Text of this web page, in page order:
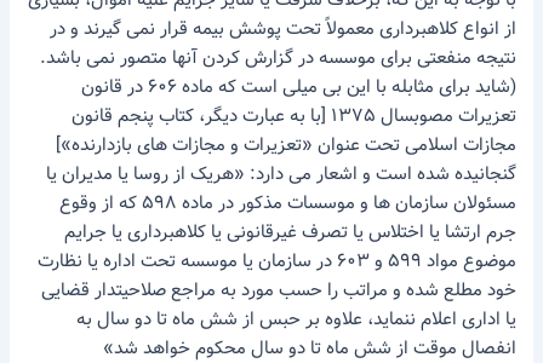
از انواع کلاهبرداری معمولاً تحت پوشش بیمه قرار نمی گیرند و در
نتیجه منفعتی برای موسسه در گزارش کردن آنها متصور نمی باشد.
(شاید برای مثابله با این بی میلی است که ماده ۶۰۶ در قانون
تعزیرات مصوبسال ۱۳۷۵ [با به عبارت دیگر، کتاب پنجم قانون
مجازات اسلامی تحت عنوان «تعزیرات و مجازات های بازدارنده»]
گنجانیده شده است و اشعار می دارد: «هریک از روسا یا مدیران یا
مسئولان سازمان ها و موسسات مذکور در ماده ۵۹۸ که از وقوع
جرم ارتشا یا اختلاس یا تصرف غیرقانونی یا کلاهبرداری یا جرایم
موضوع مواد ۵۹۹ و ۶۰۳ در سازمان یا موسسه تحت اداره یا نظارت
خود مطلع شده و مراتب را حسب مورد به مراجع صلاحیتدار قضایی
یا اداری اعلام ننماید، علاوه بر حبس از شش ماه تا دو سال به
انفصال موقت از شش ماه تا دو سال محکوم خواهد شد»